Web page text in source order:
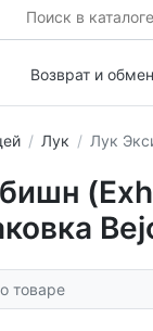
Возврат и обмен
Лук Лук
товаре